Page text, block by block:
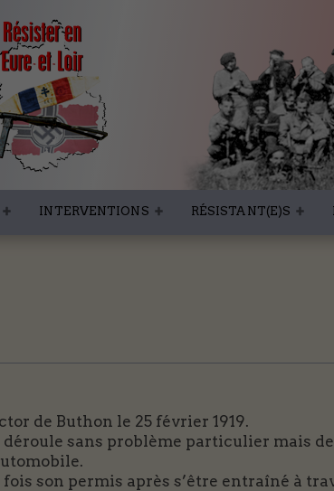
INTERVENTIONS RÉSISTANT(E)S
de Buthon le 25 février 1919.
déroule sans problème particulier mais
fois son permis après s’être entraîné à